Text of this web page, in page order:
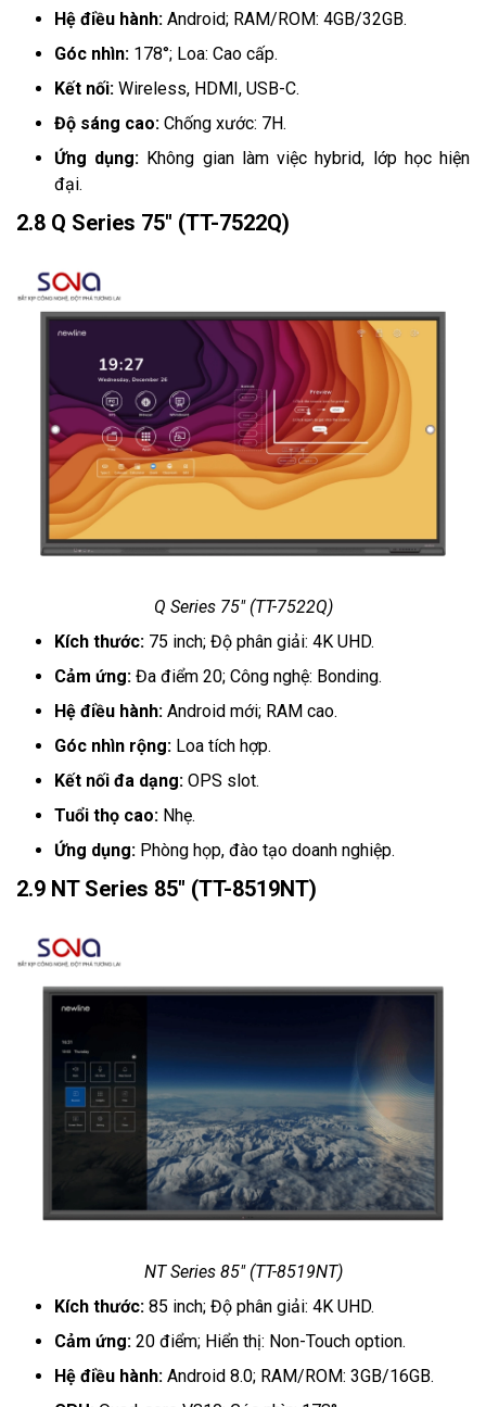
Hệ điều hành: Android; RAM/ROM: 4GB/32GB.
Góc nhìn: 178°; Loa: Cao cấp.
Kết nối: Wireless, HDMI, USB-C.
Độ sáng cao: Chống xước: 7H.
Ứng dụng: Không gian làm việc hybrid, lớp học hiện
đại.
2.8 Q Series 75" (TT-7522Q)
Q Series 75" (TT-7522Q)
Kích thước: 75 inch; Độ phân giải: 4K UHD.
Cảm ứng: Đa điểm 20; Công nghệ: Bonding.
Hệ điều hành: Android mới; RAM cao.
Góc nhìn rộng: Loa tích hợp.
Kết nối đa dạng: OPS slot.
Tuổi thọ cao: Nhẹ.
Ứng dụng: Phòng họp, đào tạo doanh nghiệp.
2.9 NT Series 85" (TT-8519NT)
NT Series 85" (TT-8519NT)
Kích thước: 85 inch; Độ phân giải: 4K UHD.
Cảm ứng: 20 điểm; Hiển thị: Non-Touch option.
Hệ điều hành: Android 8.0; RAM/ROM: 3GB/16GB.